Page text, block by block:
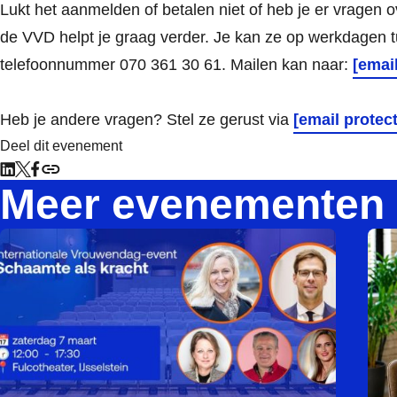
Lukt het aanmelden of betalen niet of heb je er vragen
de VVD helpt je graag verder. Je kan ze op werkdagen
telefoonnummer 070 361 30 61. Mailen kan naar:
Heb je andere vragen? Stel ze gerust via [email
Deel dit evenement
Meer evenementen
Starts on 07-03-2026 12:00 and ends on 07-03-2026 17:30
Lee meer over Internationale Vrouwendag: van schaamte
Lee